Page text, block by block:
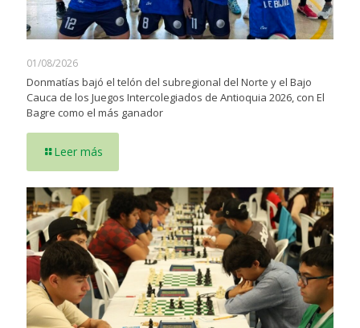
01/08/2026
Donmatías bajó el telón del subregional del Norte y el Bajo
Cauca de los Juegos Intercolegiados de Antioquia 2026, con El
Bagre como el más ganador
Leer más